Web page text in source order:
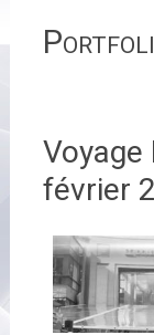
Voyage
février